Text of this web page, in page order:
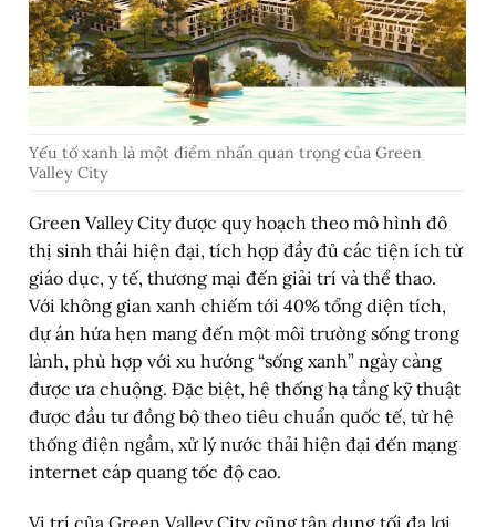
Yếu tố xanh là một điểm nhấn quan trọng của Green
Valley City
Green Valley City được quy hoạch theo mô hình đô
thị sinh thái hiện đại, tích hợp đầy đủ các tiện ích từ
giáo dục, y tế, thương mại đến giải trí và thể thao.
Với không gian xanh chiếm tới 40% tổng diện tích,
dự án hứa hẹn mang đến một môi trường sống trong
lành, phù hợp với xu hướng “sống xanh” ngày càng
được ưa chuộng. Đặc biệt, hệ thống hạ tầng kỹ thuật
được đầu tư đồng bộ theo tiêu chuẩn quốc tế, từ hệ
thống điện ngầm, xử lý nước thải hiện đại đến mạng
internet cáp quang tốc độ cao.